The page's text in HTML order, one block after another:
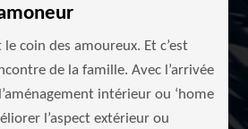
le coin des amoureux. Et c’est
de la famille. Avec l’arrivée
intérieur ou ‘home
l’aspect extérieur ou